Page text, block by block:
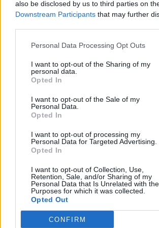
also be disclosed by us to third parties on
Downstream Participants that may further
Personal Data Processing Opt Outs
I want to opt-out of the Sharing of my
personal data.
Opted In
I want to opt-out of the Sale of my
Personal Data.
Opted In
I want to opt-out of processing my
Personal Data for Targeted Advertising.
Opted In
I want to opt-out of Collection, Use,
Retention, Sale, and/or Sharing of my
Personal Data that Is Unrelated with the
Purposes for which it was collected.
Opted Out
CONFIRM
Η Ζωή Κωνσταντοπούλου
προσέλθει να τοποθετηθεί
πρωθυπουργός, σημειώνοντας ότι «
Η πρόεδρος της Πλεύσης Ελευθερίας
τονίζοντας: «Δεν είχε υποχρέωση να
ενώ εισέπραττε τα χρήματα του
επιστήμονα; Επιστήμονας σε τι; Στην
παραπληροφόρηση; Στην τοξικότητα;
κολλητός του Κυριάκου
τελευταία φορά που ήταν σε αυτό
θράσος να απευθυνθεί σε εμένα και
προσέβαλα την κόρη του.